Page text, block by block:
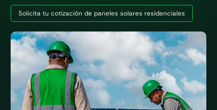
Solicita tu cotización de paneles solares residenciales